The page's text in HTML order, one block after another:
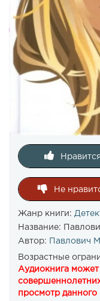
Нравится
Не
Жанр книги:
Название:
Автор:
Павлович
Возрастные
Аудиокнига может
просмотр